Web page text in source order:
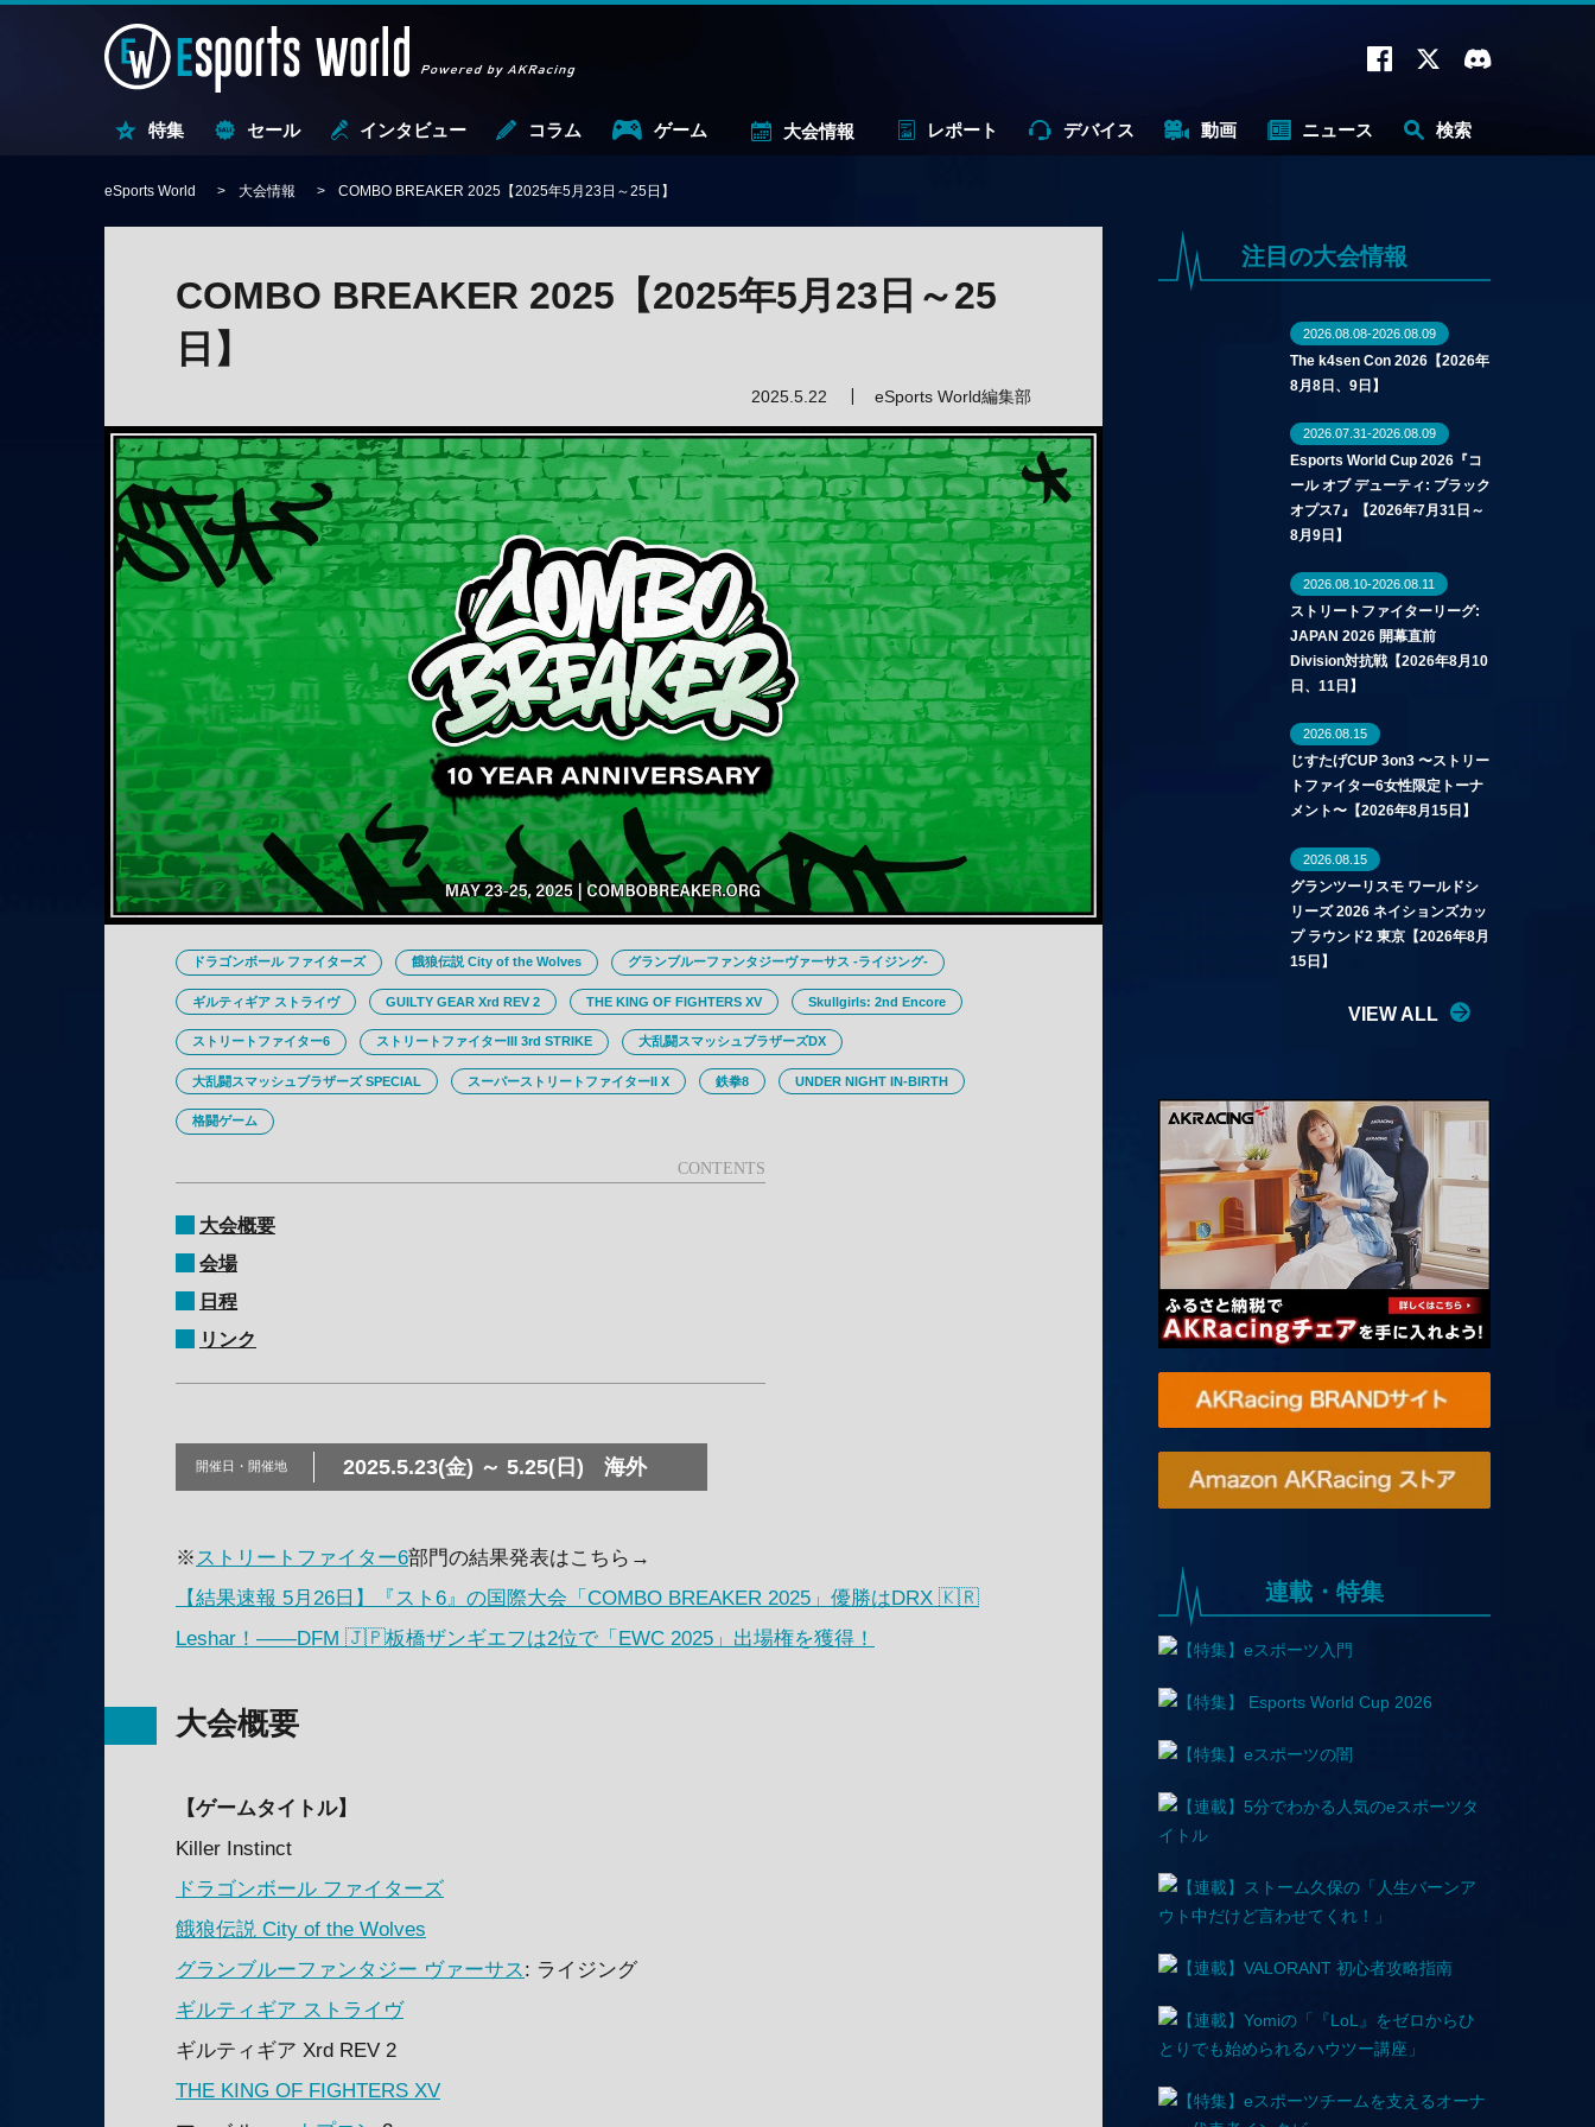
特集 セール インタビュー コラム ゲーム 大会情報 レポート デバイス 動画 ニュース 検索
eSports World 大会情報 COMBO BREAKER 2025【2025年5月23日～25日】
COMBO BREAKER 2025【2025年5月23日～25
日】
2025.5.22 eSports World編集部
ドラゴンボール ファイターズ 餓狼伝説 City of the Wolves グランブルーファンタジーヴァーサス -ライジング-
ギルティギア ストライヴ GUILTY GEAR Xrd REV 2 THE KING OF FIGHTERS XV Skullgirls: 2nd Encore
ストリートファイター6 ストリートファイターIII 3rd STRIKE 大乱闘スマッシュブラザーズDX
大乱闘スマッシュブラザーズ SPECIAL スーパーストリートファイターII X 鉄拳8 UNDER NIGHT IN-BIRTH
格闘ゲーム
大会概要
会場
日程
リンク
開催日・ 開催地 2025.5.23(金) ～ 5.25(日) 海外
※ストリートファイター6部門の結果発表はこちら→
【結果速報 5月26日】『スト6』の国際大会「COMBO BREAKER 2025」優勝はDRX 🇰🇷
Leshar！——DFM 🇯🇵板橋ザンギエフは2位で「EWC 2025」出場権を獲得！
大会概要
【ゲームタイトル】
Killer Instinct
ドラゴンボール ファイターズ
餓狼伝説 City of the Wolves
グランブルーファンタジー ヴァーサス: ライジング
ギルティギア ストライヴ
ギルティギア Xrd REV 2
THE KING OF FIGHTERS XV
注目の大会情報
2026.08.08-2026.08.09
The k4sen Con 2026【2026年
8月8日、9日】
2026.07.31-2026.08.09
Esports World Cup 2026『コ
ール オブ デューティ: ブラック
オプス7』【2026年7月31日～
8月9日】
2026.08.10-2026.08.11
ストリートファイターリーグ:
JAPAN 2026 開幕直前
Division対抗戦【2026年8月10
日、11日】
2026.08.15
じすたげCUP 3on3 〜ストリー
トファイター6女性限定トーナ
メント〜【2026年8月15日】
2026.08.15
グランツーリスモ ワールドシ
リーズ 2026 ネイションズカッ
プ ラウンド2 東京【2026年8月
15日】
VIEW ALL
連載・特集